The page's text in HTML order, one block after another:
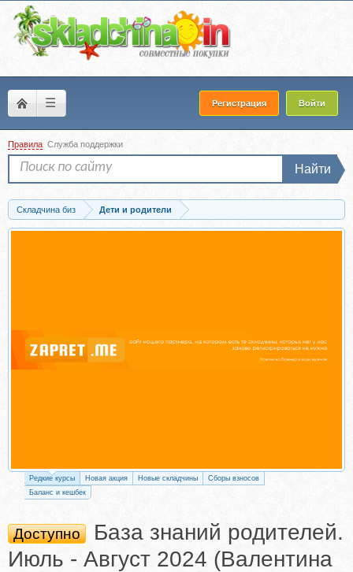
☰ Регистрация Войти
Правила Служба поддержки
Найти
Складчина биз
Дети и родители
Скачать База знаний родителей. Июль - Август 2024 (Валентина Паевская)
Редкие курсы Новая акция Новые складчины
Сборы взносов
Баланс и кешбек
Доступно
База знаний родителей.
Июль - Август 2024 (Валентина